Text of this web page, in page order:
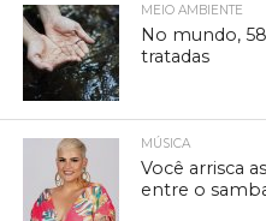
MEIO AMBIENTE
No mundo,
tratadas
MÚSICA
Você arrisca
entre o